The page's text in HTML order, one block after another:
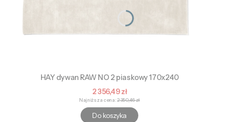
HAY dywan RAW NO 2 piaskowy 170x240
Cena promocyjna
2 356,49 zł
Najniższa cena: 2 350,46 zł
Do koszyka